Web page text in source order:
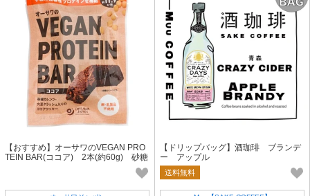
【おすすめ】オーサワのVEGAN PRO
TEIN BAR(ココア) 2本(約60g) 砂糖
【ドリップバッグ】酒珈琲 ブランデ
ー アップル
送料無料